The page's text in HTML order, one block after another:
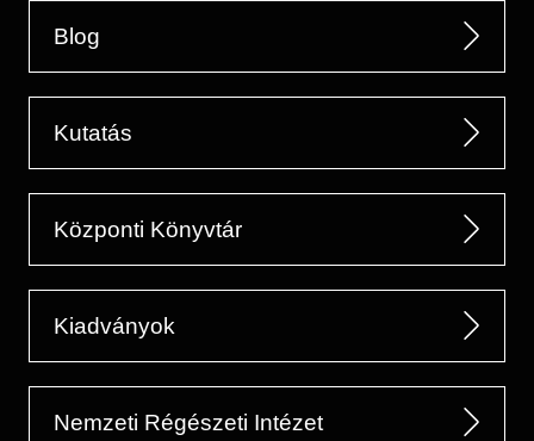
Blog
Kutatás
Központi Könyvtár
Kiadványok
Nemzeti Régészeti Intézet